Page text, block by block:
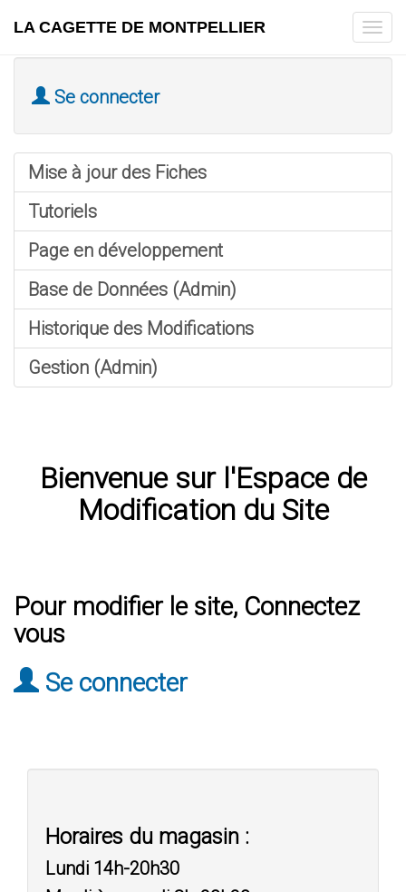
LA CAGETTE DE MONTPELLIER
Se connecter
Mise à jour des Fiches
Tutoriels
Page en développement
Base de Données (Admin)
Historique des Modifications
Gestion (Admin)
Bienvenue sur l'Espace de
Modification du Site
Pour modifier le site, Connectez
vous
Se connecter
Horaires du magasin :
Lundi 14h-20h30